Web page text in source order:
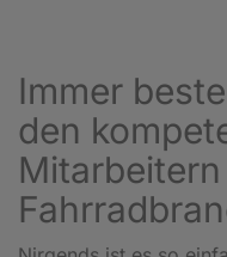
Immer
den